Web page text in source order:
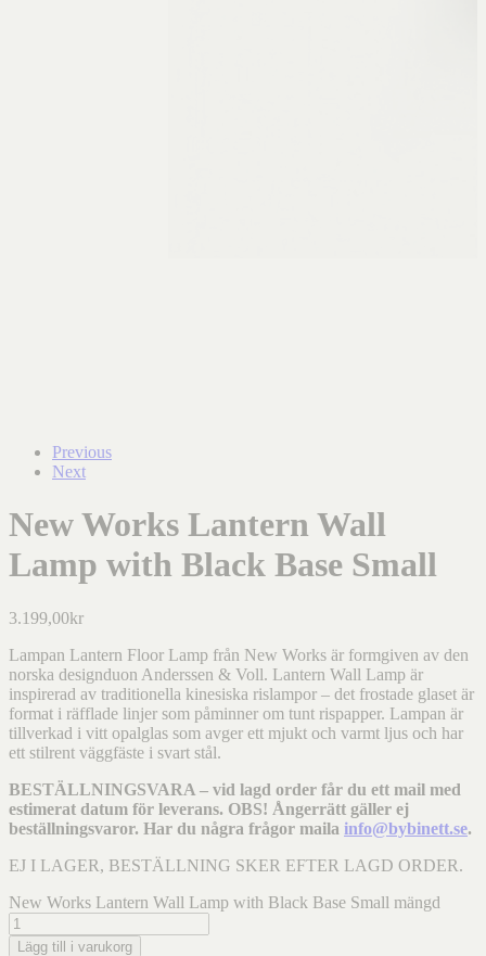
Previous
Next
New Works Lantern Wall
Lamp with Black Base Small
3.199,00kr
Lampan Lantern Floor Lamp från New Works är formgiven av den
norska designduon Anderssen & Voll. Lantern Wall Lamp är
inspirerad av traditionella kinesiska rislampor – det frostade glaset är
format i räfflade linjer som påminner om tunt rispapper. Lampan är
tillverkad i vitt opalglas som avger ett mjukt och varmt ljus och har
ett stilrent väggfäste i svart stål.
BESTÄLLNINGSVARA – vid lagd order får du ett mail med
estimerat datum för leverans. OBS! Ångerrätt gäller ej
beställningsvaror. Har du några frågor maila info@bybinett.se.
EJ I LAGER, BESTÄLLNING SKER EFTER LAGD ORDER.
New Works Lantern Wall Lamp with Black Base Small mängd
Lägg till i varukorg